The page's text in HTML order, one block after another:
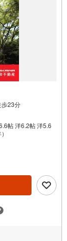
歩23分
帖 洋6.2帖 洋5.6